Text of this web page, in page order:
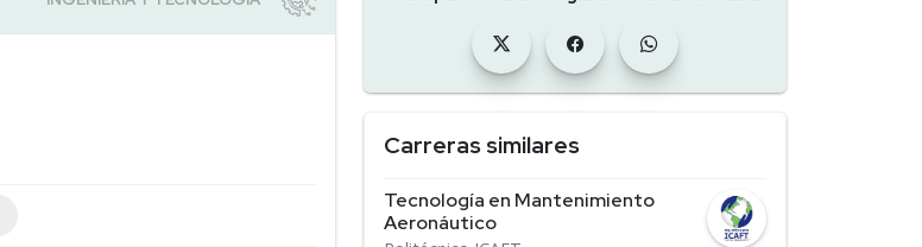
Carreras similares
Tecnología en Mantenimiento
Aeronáutico